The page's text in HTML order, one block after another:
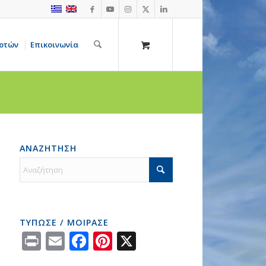
Επικοινωνία
ΑΝΑΖΗΤΗΣΗ
ΤΥΠΩΣΕ / ΜΟΙΡΑΣΕ
PrintEmailFacebook
Pinterest